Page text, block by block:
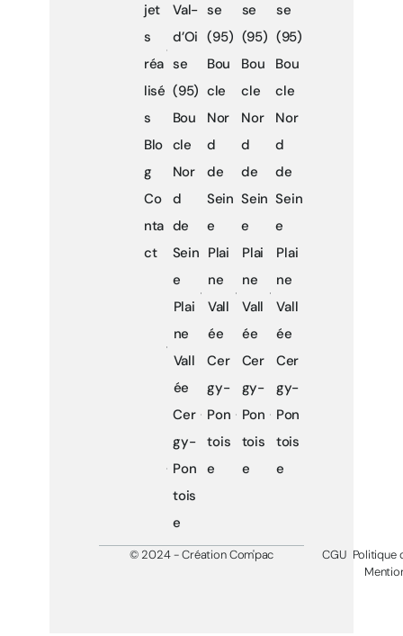
jet
s
réa
lisé
s
Blo
g
Co
nta
ct
Val-
d’Oi
se
(95)
Bou
cle
Nor
d
de
Sein
e
Plai
ne
Vall
ée
Cer
gy-
Pon
tois
e
se
(95)
Bou
cle
Nor
d
de
Sein
e
Plai
ne
Vall
ée
Cer
gy-
Pon
tois
e
se
(95)
Bou
cle
Nor
d
de
Sein
e
Plai
ne
Vall
ée
Cer
gy-
Pon
tois
e
se
(95)
Bou
cle
Nor
d
de
Sein
e
Plai
ne
Vall
ée
Cer
gy-
Pon
tois
e
© 2024 - Création Com'pac CGU Politique